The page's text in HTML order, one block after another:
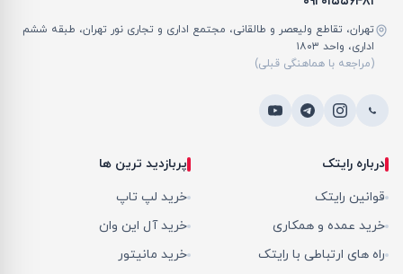
تهران، تقاطع ولیعصر و طالقانی، مجتمع اداری و تجاری نور تهران، طبقه ششم
اداری، واحد ۱۸۰۳
(مراجعه با هماهنگی قبلی)
درباره رایتک
قوانین رایتک
خرید عمده و همکاری
راه های ارتباطی با رایتک
پربازدید ترین ها
خرید لپ تاپ
خرید آل این وان
خرید مانیتور